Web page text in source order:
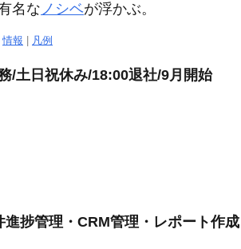
名なノシベが浮かぶ。
情報 凡例
/土日祝休み/18:00退社/9月開始
捗管理・CRM管理・レポート作成